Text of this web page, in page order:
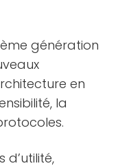
génération
en
la
d’utilité,